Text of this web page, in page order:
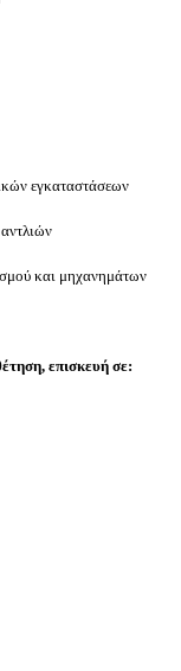
εγκαταστάσεων
και μηχανημάτων
επισκευή σε: